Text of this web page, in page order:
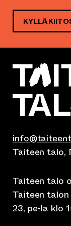
KYLLÄ
Taiteen talo,
Taiteen talo
Taiteen
23, pe-la klo